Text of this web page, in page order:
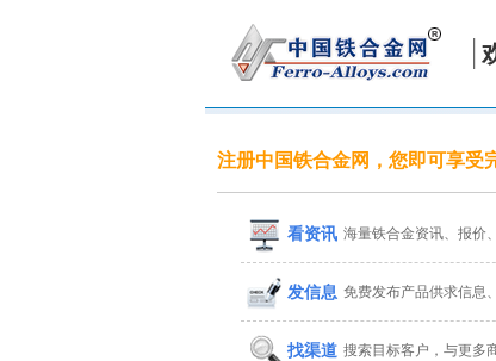
注册中国铁合金网，您即可享受
看资讯 海量铁合金资讯、报价
发信息 免费发布产品供求信息
找渠道 搜索目标客户，与更多